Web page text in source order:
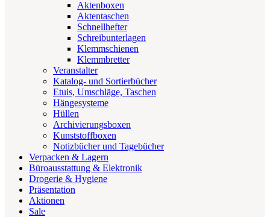
Aktenboxen
Aktentaschen
Schnellhefter
Schreibunterlagen
Klemmschienen
Klemmbretter
Veranstalter
Katalog- und Sortierbücher
Etuis, Umschläge, Taschen
Hängesysteme
Hüllen
Archivierungsboxen
Kunststoffboxen
Notizbücher und Tagebücher
Verpacken & Lagern
Büroausstattung & Elektronik
Drogerie & Hygiene
Präsentation
Aktionen
Sale